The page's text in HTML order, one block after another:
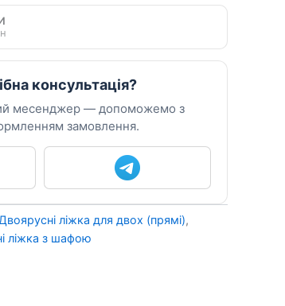
консультація?
месенджер — допоможемо з
замовлення.
Двоярусні ліжка для двох (прямі),
ліжка з шафою